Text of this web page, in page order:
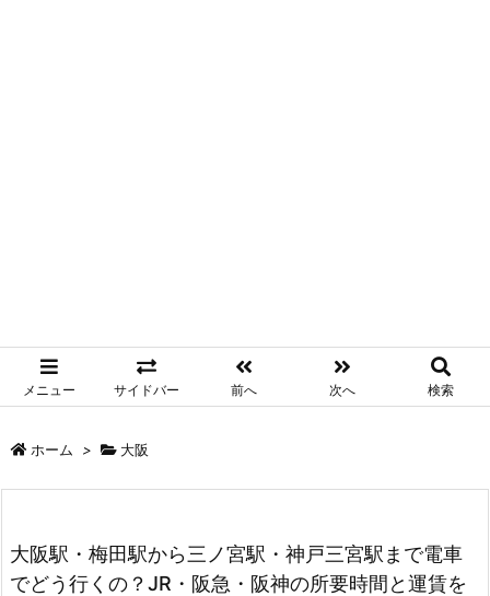
メニュー サイドバー 前へ 次へ 検索
ホーム > 大阪
大阪駅・梅田駅から三ノ宮駅・神戸三宮駅まで電車
でどう行くの？JR・阪急・阪神の所要時間と運賃を